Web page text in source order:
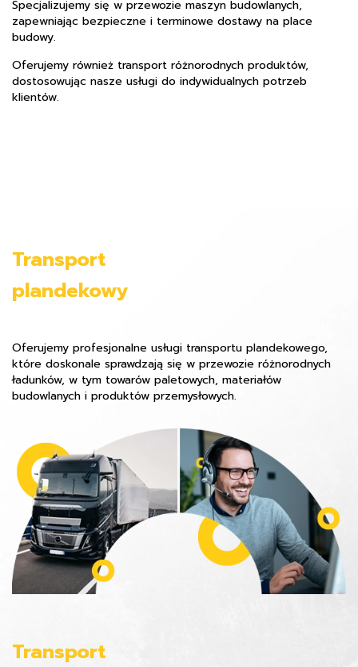
Specjalizujemy się w przewozie maszyn budowlanych,
zapewniając bezpieczne i terminowe dostawy na place
budowy.
Oferujemy również transport różnorodnych produktów,
dostosowując nasze usługi do indywidualnych potrzeb
klientów.
Transport
plandekowy
Oferujemy profesjonalne usługi transportu plandekowego,
które doskonale sprawdzają się w przewozie różnorodnych
ładunków, w tym towarów paletowych, materiałów
budowlanych i produktów przemysłowych.
Transport